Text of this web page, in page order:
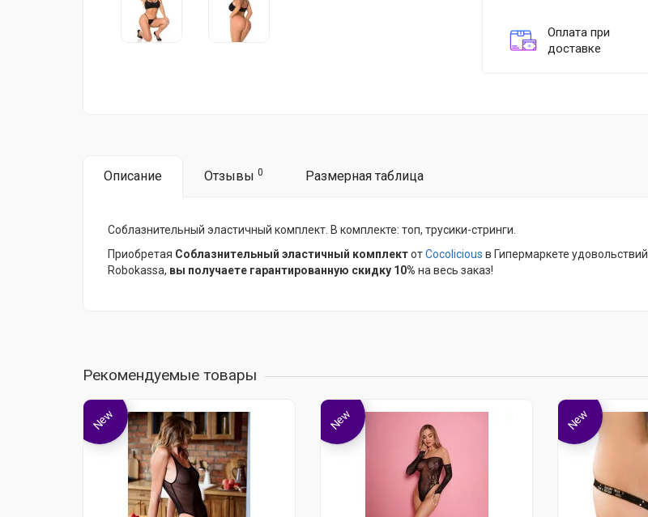
Оплата при
доставке
Описание Отзывы 0 Размерная таблица
Соблазнительный эластичный комплект. В комплекте: топ, трусики-стринги.
Приобретая Соблазнительный эластичный комплектотCocolicious в Гипермаркете удовольствий
Robokassa, вы получаете гарантированную скидку 10% на весь заказ!
Рекомендуемые товары
New New New